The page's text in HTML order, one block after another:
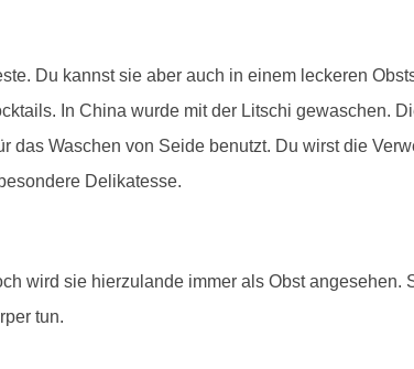
Du kannst sie aber auch in einem leckeren
In China wurde mit der Litschi gewaschen.
das Waschen von Seide benutzt. Du wirst die
Delikatesse.
wird sie hierzulande immer als Obst
tun.